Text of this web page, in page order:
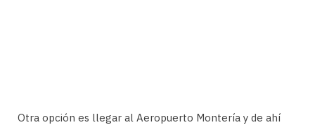
Otra opción es llegar al Aeropuerto Montería y de ahí